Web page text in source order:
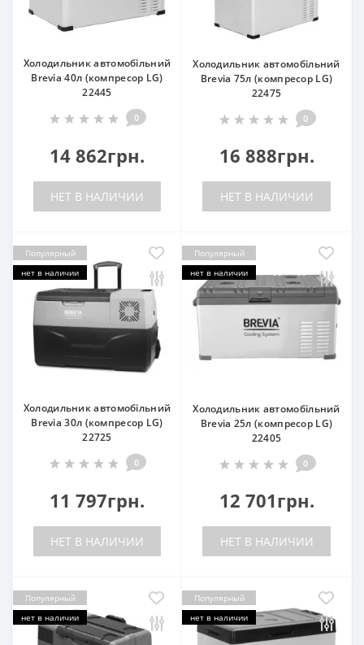
Холодильник автомобільний
Brevia 40л (компресор LG)
22445
0
14 862грн.
НЕТ В НАЛИЧИИ
Холодильник автомобільний
Brevia 75л (компресор LG)
22475
0
16 888грн.
НЕТ В НАЛИЧИИ
Популярный
нет в наличии
Холодильник автомобільний
Brevia 30л (компресор LG)
22725
0
11 797грн.
НЕТ В НАЛИЧИИ
Популярный
нет в наличии
Холодильник автомобільний
Brevia 25л (компресор LG)
22405
0
12 701грн.
НЕТ В НАЛИЧИИ
Популярный
нет в наличии
Популярный
нет в наличии